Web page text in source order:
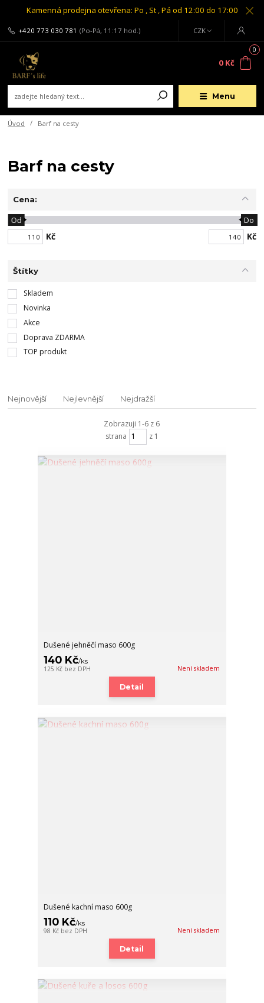
Kamenná prodejna otevřena: Po , St , Pá od 12:00 do 17:00
Menu
CZK
+420 773 030 781 (Po-Pá, 11:17 hod.)
0
0 Kč
Úvod Barf na cesty
Barf na cesty
Cena:
Kč
Od Do
Kč
Štítky
Skladem
Novinka
Akce
Doprava ZDARMA
TOP produkt
Nejnovější Nejlevnější Nejdražší
Zobrazuji 1-6 z 6
strana
z 1
Dušené jehněčí maso 600g
140 Kč/ks
125 Kč bez DPH Není skladem
Detail
Dušené kachní maso 600g
110 Kč/ks
98 Kč bez DPH Není skladem
Detail